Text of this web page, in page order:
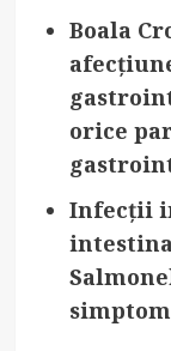
Boala
orice
Infecții